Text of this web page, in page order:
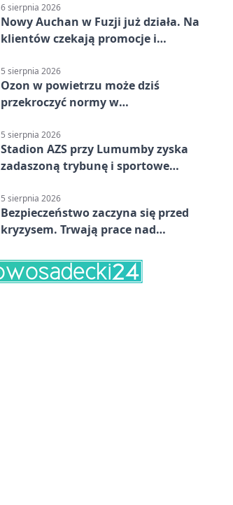
6 sierpnia 2026
Nowy Auchan w Fuzji już działa. Na
klientów czekają promocje i
5 sierpnia 2026
Ozon w powietrzu może dziś
przekroczyć normy w
5 sierpnia 2026
Stadion AZS przy Lumumby zyska
zadaszoną trybunę i sportowe
5 sierpnia 2026
Bezpieczeństwo zaczyna się przed
kryzysem. Trwają prace nad